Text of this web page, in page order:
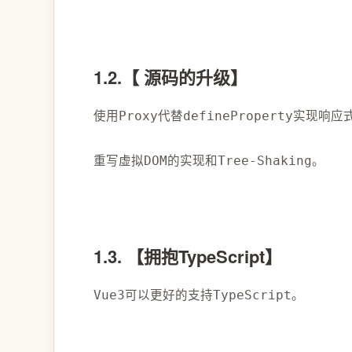
1.2.【 源码的升级】
使用 Proxy代替defineProperty实现响应
重写虚拟DOM的实现和Tree-Shaking。
1.3. 【拥抱TypeScript】
Vue3可以更好的支持TypeScript。